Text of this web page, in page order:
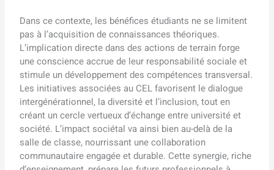
Dans ce contexte, les bénéfices étudiants ne se limitent
pas à l’acquisition de connaissances théoriques.
L’implication directe dans des actions de terrain forge
une conscience accrue de leur responsabilité sociale et
stimule un développement des compétences transversal.
Les initiatives associées au CEL favorisent le dialogue
intergénérationnel, la diversité et l’inclusion, tout en
créant un cercle vertueux d’échange entre université et
société. L’impact sociétal va ainsi bien au-delà de la
salle de classe, nourrissant une collaboration
communautaire engagée et durable. Cette synergie, riche